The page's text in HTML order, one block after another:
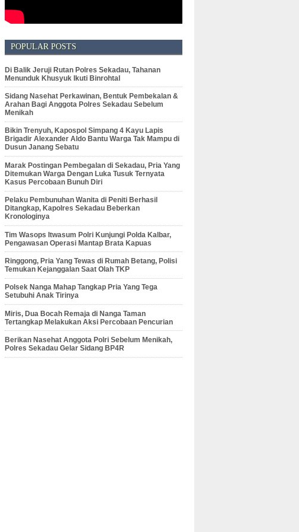
POPULAR POSTS
Di Balik Jeruji Rutan Polres Sekadau, Tahanan
Menunduk Khusyuk Ikuti Binrohtal
Sidang Nasehat Perkawinan, Bentuk Pembekalan &
Arahan Bagi Anggota Polres Sekadau Sebelum
Menikah
Bikin Trenyuh, Kapospol Simpang 4 Kayu Lapis
Brigadir Alexander Aldo Bantu Warga Tak Mampu di
Dusun Janang Sebatu
Marak Postingan Pembegalan di Sekadau, Pria Yang
Ditemukan Warga Dengan Luka Tusuk Ternyata
Kasus Percobaan Bunuh Diri
Pelaku Pembunuhan Wanita di Peniti Berhasil
Ditangkap, Kapolres Sekadau Beberkan
Kronologinya
Tim Wasops Itwasum Polri Kunjungi Polda Kalbar,
Pengawasan Operasi Mantap Brata Kapuas
Ringgong, Pria Yang Tewas di Rumah Betang, Polisi
Temukan Kejanggalan Saat Olah TKP
Polsek Nanga Mahap Tangkap Pria Yang Tega
Setubuhi Anak Tirinya
Miris, Dua Bocah Remaja di Nanga Taman
Tertangkap Melakukan Aksi Percobaan Pencurian
Berikan Nasehat Anggota Polri Sebelum Menikah,
Polres Sekadau Gelar Sidang BP4R